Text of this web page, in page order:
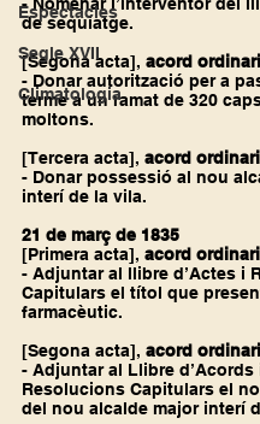
Espectacles
Segle XVII
Climatologia
de sequiatge.
[Segona acta], acord ordinari
- Donar autorització per a
terme a un ramat de 320
moltons.
[Tercera acta], acord ordinari
- Donar possessió al nou
interí de la vila.
21 de març de 1835
[Primera acta], acord ordinari
- Adjuntar al llibre d’Actes i
Capitulars el títol que
farmacèutic.
[Segona acta], acord ordinari
- Adjuntar al Llibre d’Acords
Resolucions Capitulars el
del nou alcalde major interí